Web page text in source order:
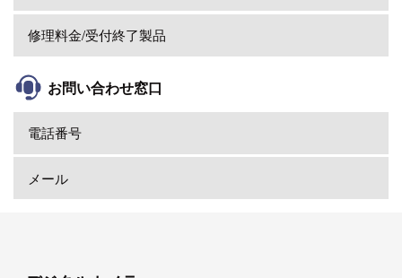
修理料金/受付終了製品
お問い合わせ窓口
電話番号
メール